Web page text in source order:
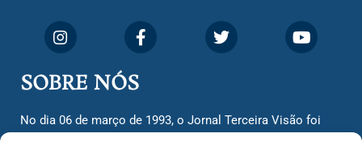
SOBRE NÓS
No dia 06 de março de 1993, o Jornal Terceira Visão foi